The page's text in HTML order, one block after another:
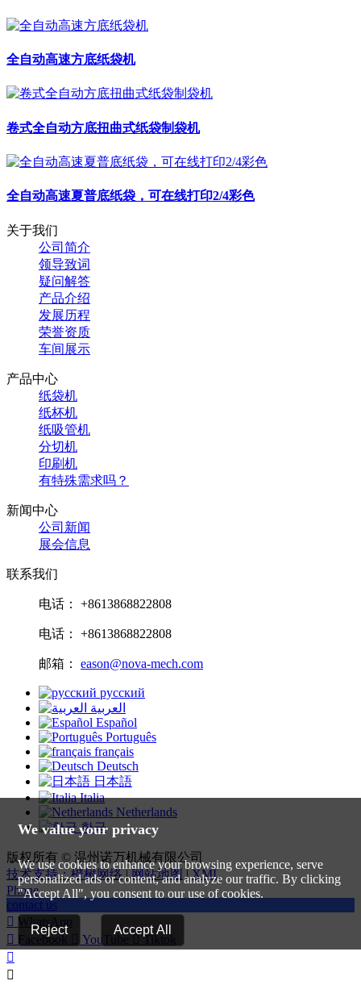
全自动高速方底纸袋机
卷式全自动方底扭曲式纸袋制袋机
全自动高速夏普底纸袋，可在线打印2/4彩色
关于我们
公司简介
领导致词
疑问解答
产品介绍
发展历程
荣誉资质
车间展示
产品中心
纸袋机
纸杯机
纸吸管机
分切机
印刷机
有特殊需求吗？
新闻中心
公司新闻
展会信息
联系我们
电话： +8613868822808
电话： +8613868822808
邮箱： eason@nova-mech.com
русский
العربية
Español
Português
français
Deutsch
日本語
Italia
Netherlands
한국
版权所有 © 温州诺万机械有限公司
技术支持：橙树网络|网站地图 |XML
Phone
contact us
 WhatsApp

Facebook YouTube
Tiktok


We value your privacy
We use cookies to enhance your browsing experience, serve
personalized ads or content, and analyze our traffic. By clicking
"Accept All", you consent to our use of cookies.
Reject Accept All